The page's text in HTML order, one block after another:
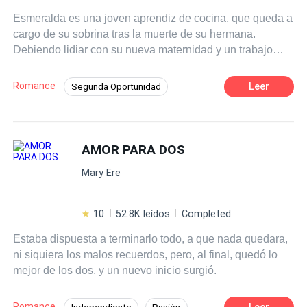
Esmeralda es una joven aprendiz de cocina, que queda a
cargo de su sobrina tras la muerte de su hermana.
Debiendo lidiar con su nueva maternidad y un trabajo
a Héctor, CEO de una prestigiosa cadena hotelera que,
impactado por las habilidades culinarias de Esmeralda,
también desafiar a su madre para que los deje
enamorarse y tener su vivir felices por siempre.
Romance Segunda Oportunidad
Independiente Contemporánea
Leer
AMOR PARA DOS
Mary Ere
10 52.8K leídos Completed
Estaba dispuesta a terminarlo todo, a que nada quedara,
ni siquiera los malos recuerdos, pero, al final, quedó lo
mejor de los dos, y un nuevo inicio surgió.